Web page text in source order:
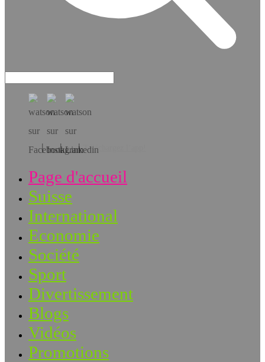
Téléchargez l’app!
Page d'accueil
Suisse
International
Economie
Société
Sport
Divertissement
Blogs
Vidéos
Promotions